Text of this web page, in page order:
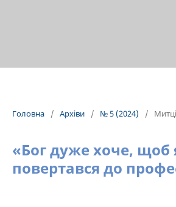
Головна / Архіви / № 5 (2024) /
«Бог дуже хоче, щоб
повертався до